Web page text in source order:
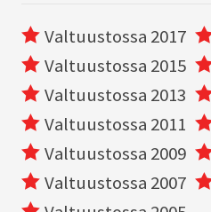
Valtuustossa 2017
Valtuustossa 2015
Valtuustossa 2013
Valtuustossa 2011
Valtuustossa 2009
Valtuustossa 2007